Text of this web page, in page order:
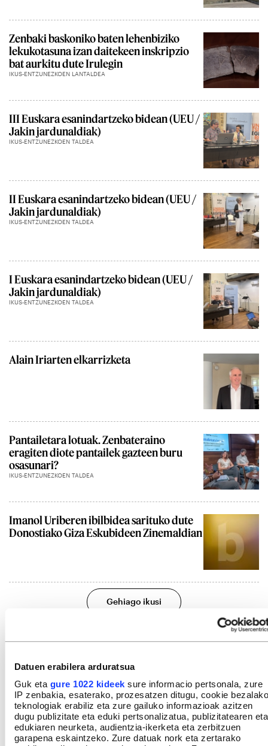
Datuen erabilera arduratsua
Guk eta gure 1022 kideek sure informacio pertsonala, zure
IP zenbakia, esaterako, prozesatzen ditugu, cookie bezalako
teknologiak erabiliz eta zure gailuko informazioak azitzen
dugu publizitate eta eduki pertsonalizatua, publizitatearen eta
edukiaren neurketa, audientzia-ikerketa eta zerbitzuen
garapena eskaintzeko. Zure datuak nork eta zertarako
Zenbaki baskoniko baten lehenbiziko
lekukotasuna izan daitekeen inskripzio
bat aurkitu dute Irulegin
IKUS-ENTZUNEZKOEN LANTALDEA
III Euskara esanindartzeko bidean (UEU /
Jakin jardunaldiak)
IKUS-ENTZUNEZKOEN TALDEA
II Euskara esanindartzeko bidean (UEU /
Jakin jardunaldiak)
IKUS-ENTZUNEZKOEN TALDEA
I Euskara esanindartzeko bidean (UEU /
Jakin jardunaldiak)
IKUS-ENTZUNEZKOEN TALDEA
Alain Iriarten elkarrizketa
Pantailetara lotuak. Zenbateraino
eragiten diote pantailek gazteen buru
osasunari?
IKUS-ENTZUNEZKOEN TALDEA
Imanol Uriberen ibilbidea sarituko dute
Donostiako Giza Eskubideen Zinemaldian
Gehiago ikusi